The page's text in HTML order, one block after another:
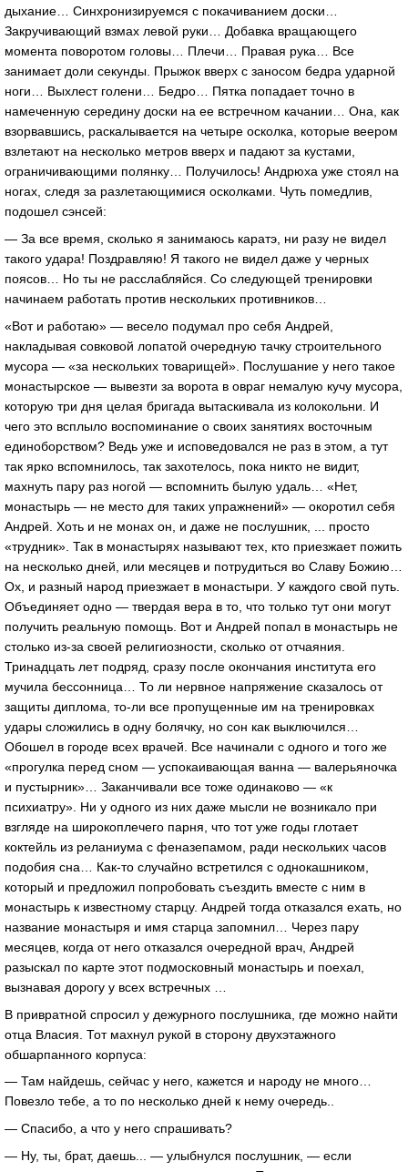
дыхание… Синхронизируемся с покачиванием доски…
Закручивающий взмах левой руки… Добавка вращающего
момента поворотом головы… Плечи… Правая рука… Все
занимает доли секунды. Прыжок вверх с заносом бедра ударной
ноги… Выхлест голени… Бедро… Пятка попадает точно в
намеченную середину доски на ее встречном качании… Она, как
взорвавшись, раскалывается на четыре осколка, которые веером
взлетают на несколько метров вверх и падают за кустами,
ограничивающими полянку… Получилось! Андрюха уже стоял на
ногах, следя за разлетающимися осколками. Чуть помедлив,
подошел сэнсей:
— За все время, сколько я занимаюсь каратэ, ни разу не видел
такого удара! Поздравляю! Я такого не видел даже у черных
поясов… Но ты не расслабляйся. Со следующей тренировки
начинаем работать против нескольких противников…
«Вот и работаю» — весело подумал про себя Андрей,
накладывая совковой лопатой очередную тачку строительного
мусора — «за нескольких товарищей». Послушание у него такое
монастырское — вывезти за ворота в овраг немалую кучу мусора,
которую три дня целая бригада вытаскивала из колокольни. И
чего это всплыло воспоминание о своих занятиях восточным
единоборством? Ведь уже и исповедовался не раз в этом, а тут
так ярко вспомнилось, так захотелось, пока никто не видит,
махнуть пару раз ногой — вспомнить былую удаль… «Нет,
монастырь — не место для таких упражнений» — окоротил себя
Андрей. Хоть и не монах он, и даже не послушник, ... просто
«трудник». Так в монастырях называют тех, кто приезжает пожить
на несколько дней, или месяцев и потрудиться во Славу Божию…
Ох, и разный народ приезжает в монастыри. У каждого свой путь.
Объединяет одно — твердая вера в то, что только тут они могут
получить реальную помощь. Вот и Андрей попал в монастырь не
столько из-за своей религиозности, сколько от отчаяния.
Тринадцать лет подряд, сразу после окончания института его
мучила бессонница… То ли нервное напряжение сказалось от
защиты диплома, то-ли все пропущенные им на тренировках
удары сложились в одну болячку, но сон как выключился…
Обошел в городе всех врачей. Все начинали с одного и того же
«прогулка перед сном — успокаивающая ванна — валерьяночка
и пустырник»… Заканчивали все тоже одинаково — «к
психиатру». Ни у одного из них даже мысли не возникало при
взгляде на широкоплечего парня, что тот уже годы глотает
коктейль из реланиума с феназепамом, ради нескольких часов
подобия сна… Как-то случайно встретился с однокашником,
который и предложил попробовать съездить вместе с ним в
монастырь к известному старцу. Андрей тогда отказался ехать, но
название монастыря и имя старца запомнил… Через пару
месяцев, когда от него отказался очередной врач, Андрей
разыскал по карте этот подмосковный монастырь и поехал,
вызнавая дорогу у всех встречных …
В привратной спросил у дежурного послушника, где можно найти
отца Власия. Тот махнул рукой в сторону двухэтажного
обшарпанного корпуса:
— Там найдешь, сейчас у него, кажется и народу не много…
Повезло тебе, а то по несколько дней к нему очередь..
— Спасибо, а что у него спрашивать?
— Ну, ты, брат, даешь... — улыбнулся послушник, — если